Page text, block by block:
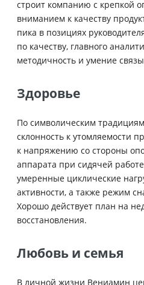
строит компанию с крепкой
вниманием к качеству
пика в позициях
по качеству, главного
методичность и умение
Здоровье
По символическим
склонность к утомляемости
к напряжению со стороны
аппарата при сидячей
умеренные циклические
активности, а также режим
Хорошо действует план на
восстановления.
Любовь и семья
В личной жизни Вениамин